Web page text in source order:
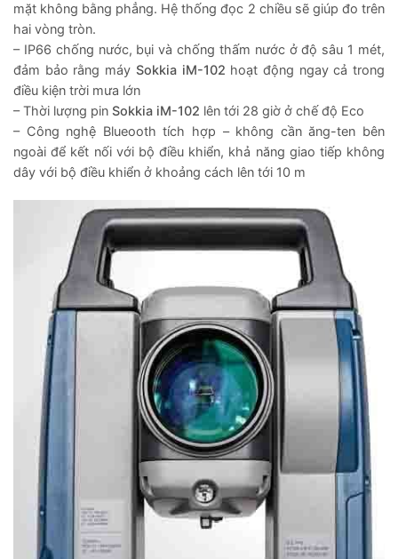
mặt không bằng phẳng. Hệ thống đọc 2 chiều sẽ giúp đo trên
hai vòng tròn.
– IP66 chống nước, bụi và chống thấm nước ở độ sâu 1 mét,
đảm bảo rằng máy Sokkia iM-102 hoạt động ngay cả trong
điều kiện trời mưa lớn
– Thời lượng pin Sokkia iM-102 lên tới 28 giờ ở chế độ Eco
– Công nghệ Blueooth tích hợp – không cần ăng-ten bên
ngoài để kết nối với bộ điều khiển, khả năng giao tiếp không
dây với bộ điều khiển ở khoảng cách lên tới 10 m